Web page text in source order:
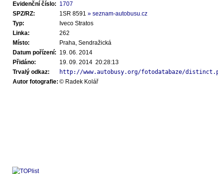
Evidenční číslo: 1707
SPZ/RZ:
1SR 8591 » seznam-autobusu.cz
Typ:
Iveco Stratos
Linka:
262
Místo:
Praha, Sendražická
Datum pořízení: 19. 06. 2014
Přidáno:
19. 09. 2014 20:28:13
Trvalý odkaz:
http://www.autobusy.org/fotodatabaze/
Autor fotografie: © Radek Kolář